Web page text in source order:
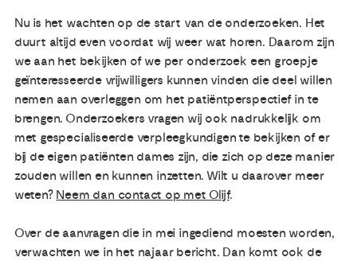
Nu is het wachten op de start van de onderzoeken. Het
duurt altijd even voordat wij weer wat horen. Daarom zijn
we aan het bekijken of we per onderzoek een groepje
geïnteresseerde vrijwilligers kunnen vinden die deel willen
nemen aan overleggen om het patiëntperspectief in te
brengen. Onderzoekers vragen wij ook nadrukkelijk om
met gespecialiseerde verpleegkundigen te bekijken of er
bij de eigen patiënten dames zijn, die zich op deze manier
zouden willen en kunnen inzetten. Wilt u daarover meer
weten? Neem dan contact op met Olijf.
Over de aanvragen die in mei ingediend moesten worden,
verwachten we in het najaar bericht. Dan komt ook de